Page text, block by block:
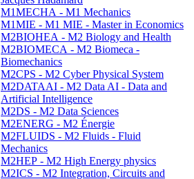
M1MECHA - M1 Mechanics
M1MIE - M1 MIE - Master in Economics
M2BIOHEA - M2 Biology and Health
M2BIOMECA - M2 Biomeca -
Biomechanics
M2CPS - M2 Cyber Physical System
M2DATAAI - M2 Data AI - Data and
Artificial Intelligence
M2DS - M2 Data Sciences
M2ENERG - M2 Énergie
M2FLUIDS - M2 Fluids - Fluid
Mechanics
M2HEP - M2 High Energy physics
M2ICS - M2 Integration, Circuits and